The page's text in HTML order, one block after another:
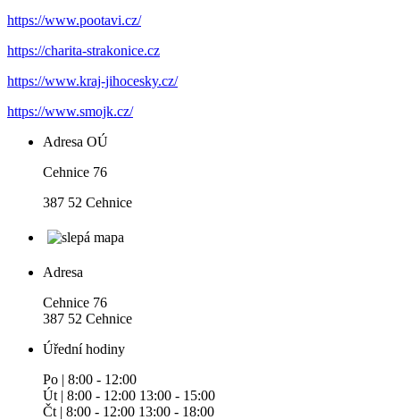
https://www.pootavi.cz/
https://charita-strakonice.cz
https://www.kraj-jihocesky.cz/
https://www.smojk.cz/
Adresa OÚ
Cehnice 76
387 52 Cehnice
Adresa
Cehnice 76
387 52 Cehnice
Úřední hodiny
Po | 8:00 - 12:00
Út | 8:00 - 12:00 13:00 - 15:00
Čt | 8:00 - 12:00 13:00 - 18:00